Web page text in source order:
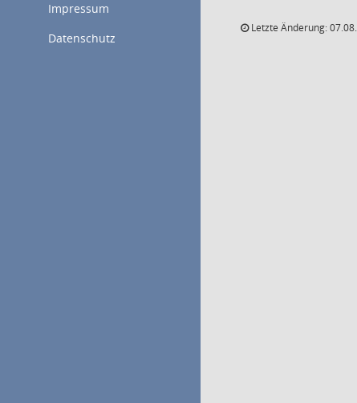
Impressum
Datenschutz
Letzte Änderung: